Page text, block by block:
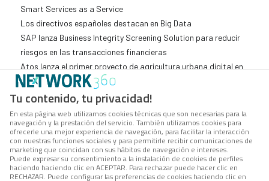
Smart Services as a Service
Los directivos españoles destacan en Big Data
SAP lanza Business Integrity Screening Solution para reducir
riesgos en las transacciones financieras
Atos lanza el primer proyecto de agricultura urbana digital en
vertical
“Los chatbots podrían garantizar la sostenibilidad de la
Sanidad”
Web scraping, el gran aliado de la innovación analítica
Data analytics: el combustible digital
Alfonso Castro, CIO de AEAT: “La Agencia Tributaria se rige
por la gobernanza del dato”
Tu contenido, tu privacidad!
En esta página web utilizamos cookies técnicas que son necesarias para la
navegación y la prestación del servicio. También utilizamos cookies para
ofrecerle una mejor experiencia de navegación, para facilitar la interacción
con nuestras funciones sociales y para permitirle recibir comunicaciones de
marketing que coincidan con sus hábitos de navegación e intereses.
Puede expresar su consentimiento a la instalación de cookies de perfiles
haciendo haciendo clic en ACEPTAR. Para rechazar puede hacer clic en
RECHAZAR. Puede configurar las preferencias de cookies haciendo clic en